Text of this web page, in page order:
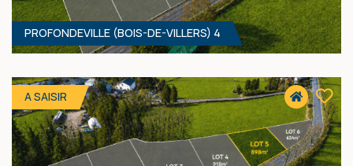
Prix sur demande
PROFONDEVILLE (BOIS-DE-VILLERS) 4
A SAISIR